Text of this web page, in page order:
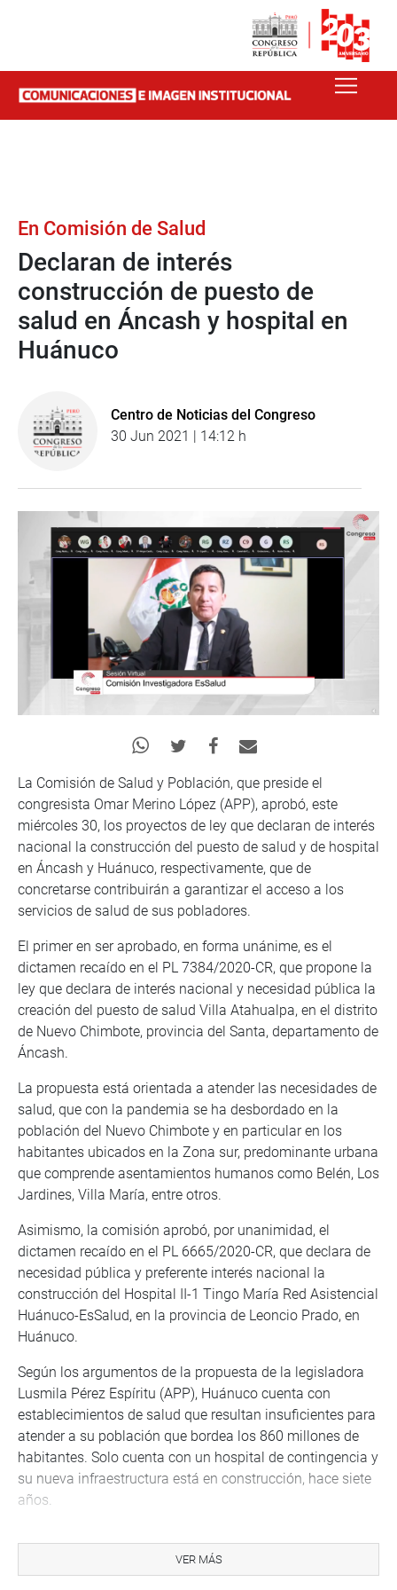
En Comisión de Salud
Declaran de interés
construcción de puesto de
salud en Áncash y hospital en
Huánuco
Centro de Noticias del Congreso
30 Jun 2021 | 14:12 h
La Comisión de Salud y Población, que preside el
congresista Omar Merino López (APP), aprobó, este
miércoles 30, los proyectos de ley que declaran de interés
nacional la construcción del puesto de salud y de hospital
en Áncash y Huánuco, respectivamente, que de
concretarse contribuirán a garantizar el acceso a los
servicios de salud de sus pobladores.
El primer en ser aprobado, en forma unánime, es el
dictamen recaído en el PL 7384/2020-CR, que propone la
ley que declara de interés nacional y necesidad pública la
creación del puesto de salud Villa Atahualpa, en el distrito
de Nuevo Chimbote, provincia del Santa, departamento de
Áncash.
La propuesta está orientada a atender las necesidades de
salud, que con la pandemia se ha desbordado en la
población del Nuevo Chimbote y en particular en los
habitantes ubicados en la Zona sur, predominante urbana
que comprende asentamientos humanos como Belén, Los
Jardines, Villa María, entre otros.
Asimismo, la comisión aprobó, por unanimidad, el
dictamen recaído en el PL 6665/2020-CR, que declara de
necesidad pública y preferente interés nacional la
construcción del Hospital II-1 Tingo María Red Asistencial
Huánuco-EsSalud, en la provincia de Leoncio Prado, en
Huánuco.
Según los argumentos de la propuesta de la legisladora
Lusmila Pérez Espíritu (APP), Huánuco cuenta con
establecimientos de salud que resultan insuficientes para
atender a su población que bordea los 860 millones de
habitantes. Solo cuenta con un hospital de contingencia y
su nueva infraestructura está en construcción, hace siete
años.
por la pandemia, ha desarrollado graves carencias en el
sistema de salud. No cuenta con médicos, no hay camas
VER MÁS